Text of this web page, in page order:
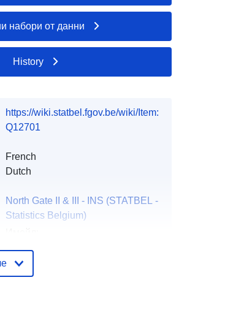
набори от данни
History
https://wiki.statbel.fgov.be/wiki/Item:
Q12701
French
Dutch
North Gate II & III - INS (STATBEL -
Statistics Belgium)
Начало: